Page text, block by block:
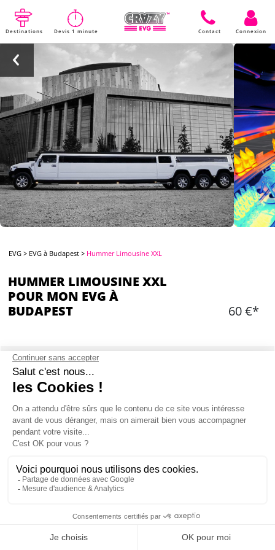
Destinations Devis 1 minute Contact Connexion
EVG > EVG à Budapest > Hummer Limousine XXL
HUMMER LIMOUSINE XXL
POUR MON EVG À
BUDAPEST
60 €*
OPTIONS ADDITIONNELLES
Choisir une ou des option(s)
CONTENU
Possibilité de ramener deux bouteille dans le
véhicule
Mon EVG à Budapest